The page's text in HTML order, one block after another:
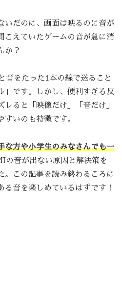
いだのに、画面は映るのに音が
えていたゲームの音が急に消
か？
をたった1本の線で送ること
」です。しかし、便利すぎる反
レると「映像だけ」「音だけ」
すいのも特徴です。
な方や小学生のみなさんでも一
の音が出ない原因と解決策を
。この記事を読み終わるころに
る音を楽しめているはずです！